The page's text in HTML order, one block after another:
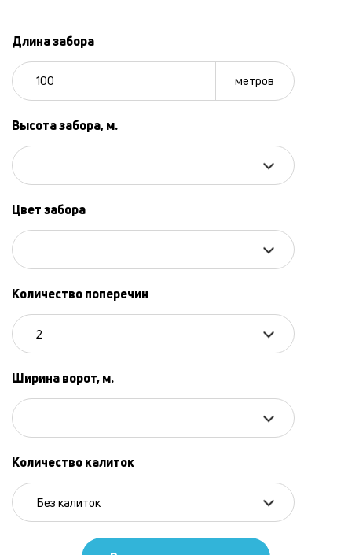
Длина забора
метров
Высота забора, м.
Цвет забора
Количество поперечин
2
Ширина ворот, м.
Количество калиток
Без калиток